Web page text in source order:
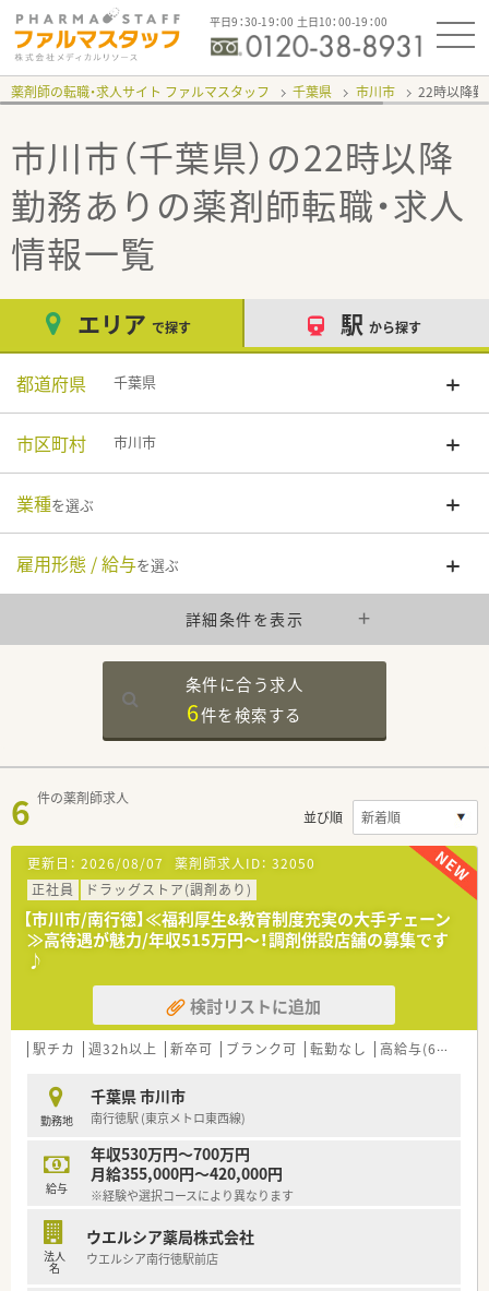
平日9：30-19：00 土日10：00-19：00
薬剤師の転職・求人サイト ファルマスタッフ 千葉県 市川市 22時以降
市川市（千葉県）の22時以降
勤務あり の薬剤師転職・求人
情報一覧
エリア で探す 駅 から探す
都道府県 千葉県
市区町村 市川市
業種を選ぶ
雇用形態 / 給与を選ぶ
詳細条件を表示
条件に合う求人
6件を検索する
6 件の薬剤師求人
並び順
更新日： 2026/08/07 薬剤師求人ID： 32050
正社員
ドラッグストア(調剤あり)
【市川市/南行徳】≪福利厚生&教育制度充実の大手チェーン
≫高待遇が魅力/年収515万円～！調剤併設店舗の募集です
♪
検討リストに追加
駅チカ 週32h以上 新卒可 ブランク可 転勤なし 高給与(600万円以上)
勤務地
千葉県 市川市
南行徳駅 (東京メトロ東西線)
給与
年収530万円～700万円
月給355,000円～420,000円
※経験や選択コースにより異なります
法人
名
ウエルシア薬局株式会社
ウエルシア南行徳駅前店